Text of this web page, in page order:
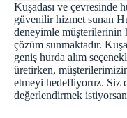
Kuşadası ve çevresinde
güvenilir hizmet sunan
deneyimle müşterilerinin
çözüm sunmaktadır.
geniş hurda alım
üretirken,
etmeyi hedefliyoruz. Siz
değerlendirmek